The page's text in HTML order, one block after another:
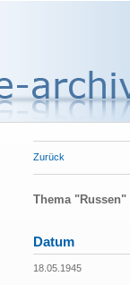
Zurück
Thema "Russen"
Datum
18.05.1945